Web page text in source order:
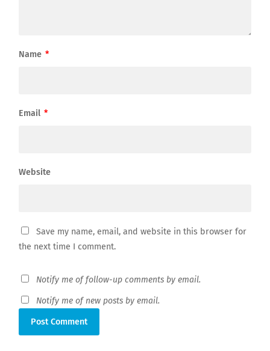
Name *
Email *
Website
Save my name, email, and website in this browser for
the next time I comment.
Notify me of follow-up comments by email.
Notify me of new posts by email.